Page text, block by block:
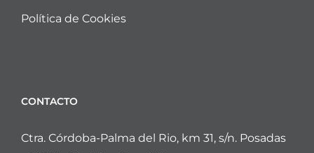
Política de Cookies
CONTACTO
Ctra. Córdoba-Palma del Rio, km 31, s/n. Posadas